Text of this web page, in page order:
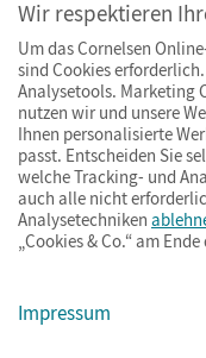
© Cornelsen Verlag 2026
ImpressumAGB
Wir respektieren
Um das Cornelsen
sind Cookies
Analysetools. Marketing
nutzen wir und unsere
Ihnen personalisierte
passt. Entscheiden Sie
welche Tracking- und
auch alle nicht
Analysetechniken
„Cookies & Co.“ am
Impressum